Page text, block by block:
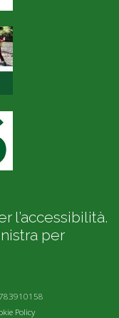
l’accessibilità.
per
Policy